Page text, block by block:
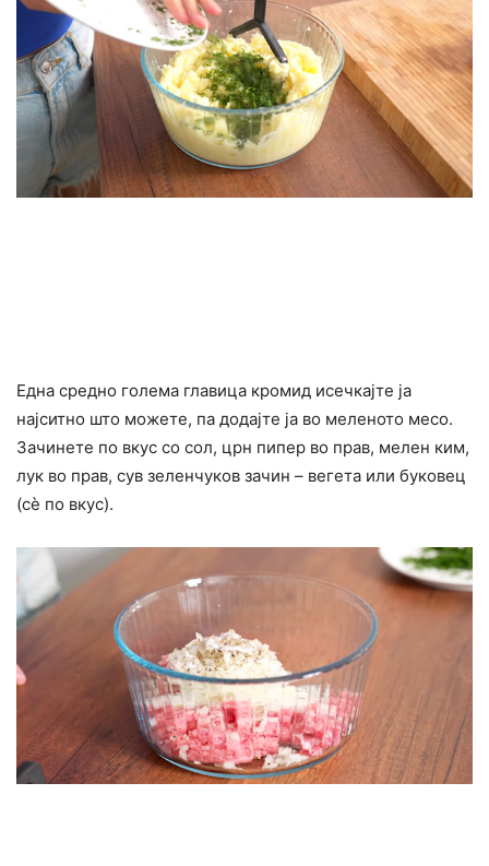
Една средно голема главица кромид исечкајте ја
најситно што можете, па додајте ја во меленото месо.
Зачинете по вкус со сол, црн пипер во прав, мелен ким,
лук во прав, сув зеленчуков зачин – вегета или буковец
(сè по вкус).